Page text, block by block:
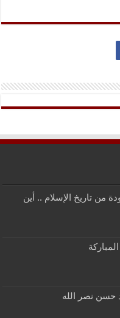
مفقودة من تاريخ الإسلام .. أين
حسن نصر الله